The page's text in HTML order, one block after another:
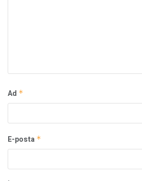
Ad *
E-posta *